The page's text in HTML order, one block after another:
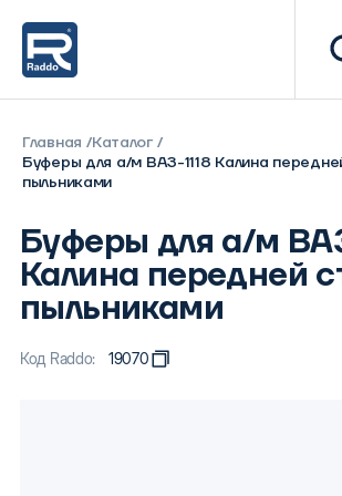
Главная Каталог
Буферы для а/м ВАЗ-1118 Калина
пыльниками
Буферы для а/м
Калина передней
пыльниками
Код Raddo: 19070